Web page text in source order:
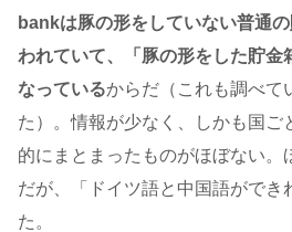
bankは豚の形をしていない普通
われていて、「豚の形をした貯金
なっているからだ（これも調べて
た）。情報が少なく、しかも国ご
的にまとまったものがほぼない。
だが、「ドイツ語と中国語がで
た。